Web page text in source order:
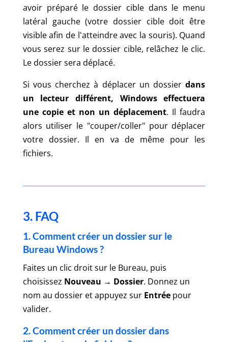
avoir préparé le dossier cible dans le menu
latéral gauche (votre dossier cible doit être
visible afin de l'atteindre avec la souris). Quand
vous serez sur le dossier cible, relâchez le clic.
Le dossier sera déplacé.
Si vous cherchez à déplacer un dossierdans
un lecteur différent, Windows effectuera
une copie et non un déplacement. Il faudra
alors utiliser le "couper/coller" pour déplacer
votre dossier. Il en va de même pour les
fichiers.
3. FAQ
1. Comment créer un dossier sur le
Bureau Windows ?
Faites un clic droit sur le Bureau, puis
choisissez Nouveau → Dossier. Donnez un
nom au dossier et appuyez sur Entréepour
valider.
2. Comment créer un dossier dans